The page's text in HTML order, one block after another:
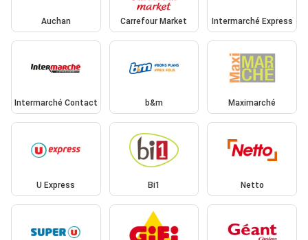
Auchan Carrefour Market Intermarché Express
Intermarché Contact b&m Maximarché
U Express Bi1 Netto